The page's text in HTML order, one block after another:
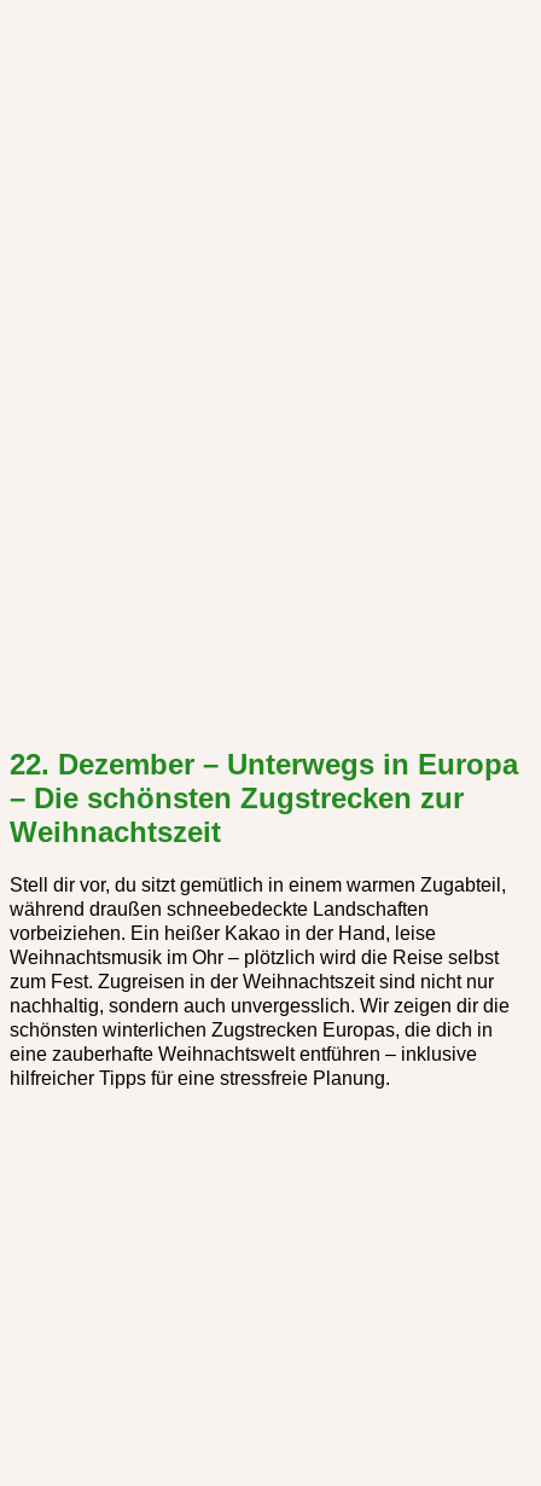
22. Dezember – Unterwegs in Europa
– Die schönsten Zugstrecken zur
Weihnachtszeit
Stell dir vor, du sitzt gemütlich in einem warmen Zugabteil,
während draußen schneebedeckte Landschaften
vorbeiziehen. Ein heißer Kakao in der Hand, leise
Weihnachtsmusik im Ohr – plötzlich wird die Reise selbst
zum Fest. Zugreisen in der Weihnachtszeit sind nicht nur
nachhaltig, sondern auch unvergesslich. Wir zeigen dir die
schönsten winterlichen Zugstrecken Europas, die dich in
eine zauberhafte Weihnachtswelt entführen – inklusive
hilfreicher Tipps für eine stressfreie Planung.